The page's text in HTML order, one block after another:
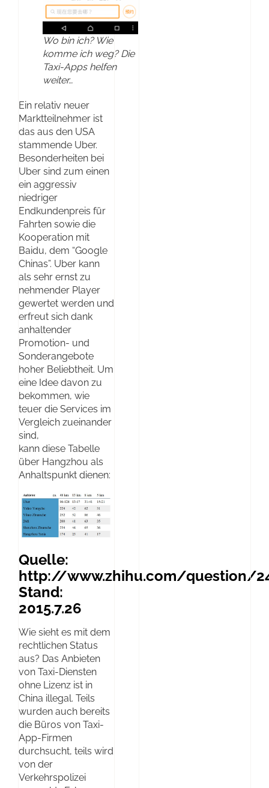
Wo bin ich? Wie
komme ich weg? Die
Taxi-Apps helfen
weiter…
Ein relativ neuer
Marktteilnehmer ist
das aus den USA
stammende Uber.
Besonderheiten bei
Uber sind zum einen
ein aggressiv
niedriger
Endkundenpreis für
Fahrten sowie die
Kooperation mit
Baidu, dem “Google
Chinas”. Uber kann
als sehr ernst zu
nehmender Player
gewertet werden und
erfreut sich dank
anhaltender
Promotion- und
Sonderangebote
hoher Beliebtheit. Um
eine Idee davon zu
bekommen, wie
teuer die Services im
Vergleich zueinander
sind,
kann diese Tabelle
über Hangzhou als
Anhaltspunkt dienen:
Quelle:
http://www.zhihu.com/question/
Stand:
2015.7.26
Wie sieht es mit dem
rechtlichen Status
aus? Das Anbieten
von Taxi-Diensten
ohne Lizenz ist in
China illegal. Teils
wurden auch bereits
die Büros von Taxi-
App-Firmen
durchsucht, teils wird
von der
Verkehrspolizei